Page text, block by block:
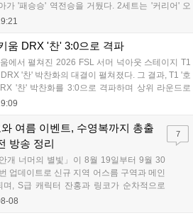
가 '패승승' 역전승을 거뒀다. 2세트는 '커리어' 오
이커' 허수의 캐리력이 빛났고, 3세트에서는 라인
움 DRX '찬' 3:0으로 격파
에서 펼쳐진 2026 FSL 서머 넉아웃 스테이지 T1
'찬' 박찬화의 대결이 펼쳐졌다. 그 결과, T1 '호
'찬' 박찬화를 3:0으로 격파하며 상위 라운드로
고 말았다. 경기 초반, 5분 만에 골 찬스를 잡은
여름 이벤트, 수영복까지 총출
방송 정리
개 너머의 별빛」이 8월 19일부터 9월 30
업데이트로 신규 지역 어스름 구역과 메인
며, S급 캐릭터 잔홍과 링코가 순차적으로
맞아 비치발리볼, 수상 오토바이 등 다채
08
7